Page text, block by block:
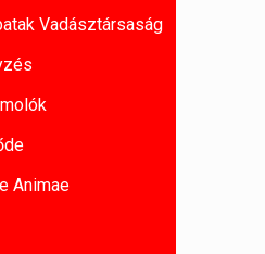
Vadásztársaság
Animae